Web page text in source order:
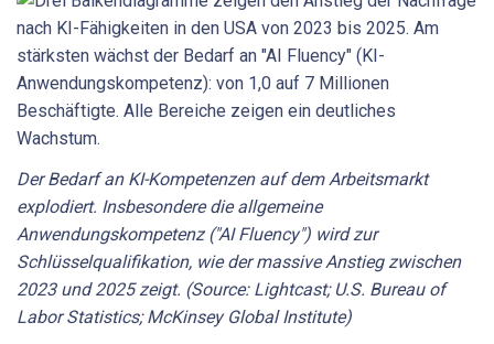
Der Bedarf an KI-Kompetenzen auf dem Arbeitsmarkt
explodiert. Insbesondere die allgemeine
Anwendungskompetenz ("AI Fluency") wird zur
Schlüsselqualifikation, wie der massive Anstieg zwischen
2023 und 2025 zeigt. (Source: Lightcast; U.S. Bureau of
Labor Statistics; McKinsey Global Institute)